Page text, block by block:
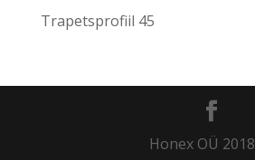
Trapetsprofiil 45
Honex OÜ 2018